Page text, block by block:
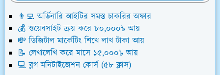
👨‍💻 অর্ডিনারি আইটির সমস্ত চাকরির অফার
💰 ওয়েবসাইট ক্রয় করে ৮০,০০০৳ আয়
💸 ডিজিটাল মার্কেটিং শিখে লাখ টাকা আয়
📝 লেখালেখি করে মাসে ১৫,০০০৳ আয়
💻 ব্লগ মনিটাইজেশন কোর্স (৫৮ ক্লাস)